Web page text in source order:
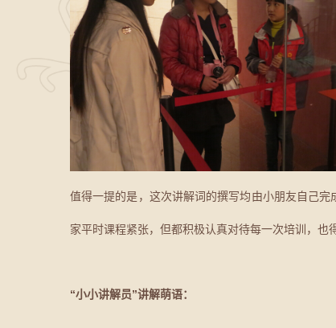
值得一提的是，这次讲解词的撰写均由小朋友自己
家平时课程紧张，但都积极认真对待每一次培训，也
“小小讲解员”讲解萌语：